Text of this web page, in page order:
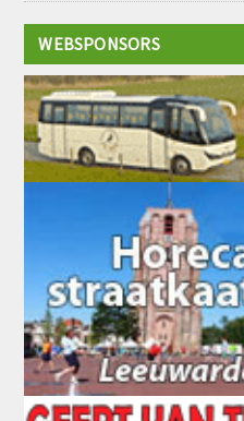
WEBSPONSORS